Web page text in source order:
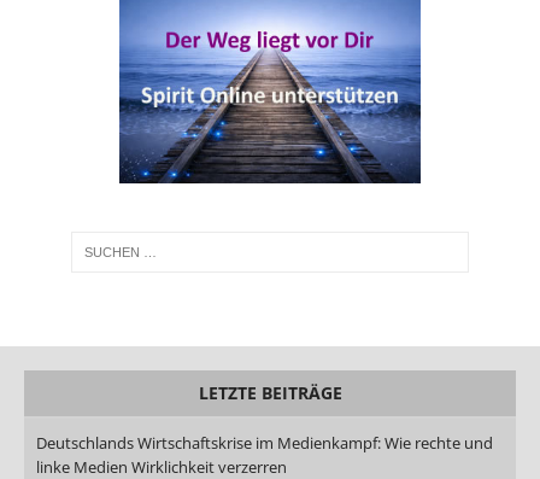
LETZTE BEITRÄGE
Deutschlands Wirtschaftskrise im Medienkampf: Wie rechte und
linke Medien Wirklichkeit verzerren